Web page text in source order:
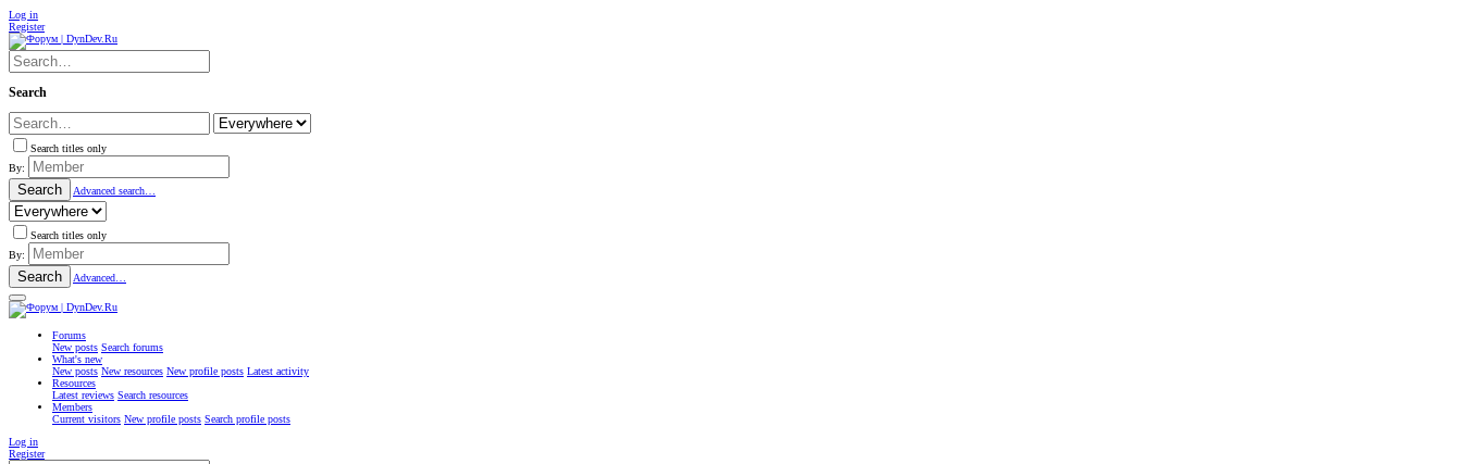
Log in
Register
Search
Search titles only
By:
Search Advanced search…
Search titles only
By:
Search Advanced…
Forums
New posts Search forums
What's new
New posts New resources New profile posts Latest activity
Resources
Latest reviews Search resources
Members
Current visitors New profile posts Search profile posts
Log in
Register